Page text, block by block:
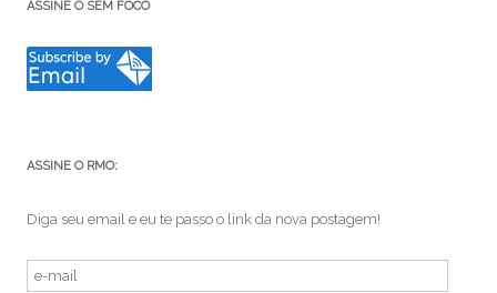
ASSINE O SEM FOCO
ASSINE O RMO:
Diga seu email e eu te passo o link da nova postagem!
e-